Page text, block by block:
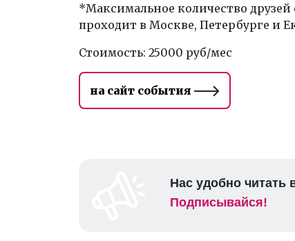
*Максимальное количество
проходит в Москве, Петербурге и
Стоимость: 25000 руб/мес
на сайт события
Нас удобно читать
Подписывайся!